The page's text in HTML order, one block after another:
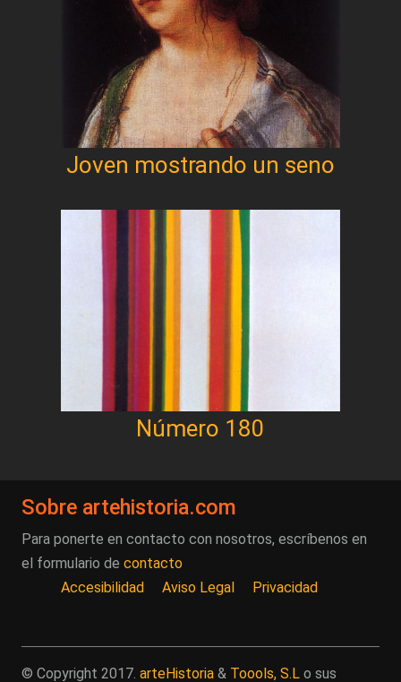
Joven mostrando un seno
Número 180
Sobre artehistoria.com
Para ponerte en contacto con nosotros, escríbenos en
el formulario de contacto
Accesibilidad
Aviso Legal Privacidad
© Copyright 2017. arteHistoria & Toools, S.L o sus